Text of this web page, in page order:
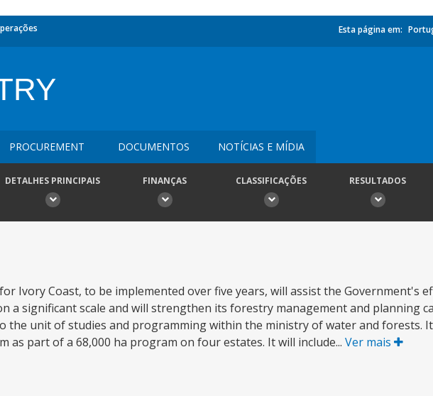
Esta página em:
PROCUREMENT DOCUMENTOS NOTÍCIAS E MÍDIA
DETALHES PRINCIPAIS FINANÇAS CLASSIFICAÇÕES RESULTADOS
Ivory Coast, to be implemented over five years, will assist the Government's
a significant scale and will strengthen its forestry management and planning
the unit of studies and programming within the ministry of water and forests.
as part of a 68,000 ha program on four estates. It will include... Ver mais